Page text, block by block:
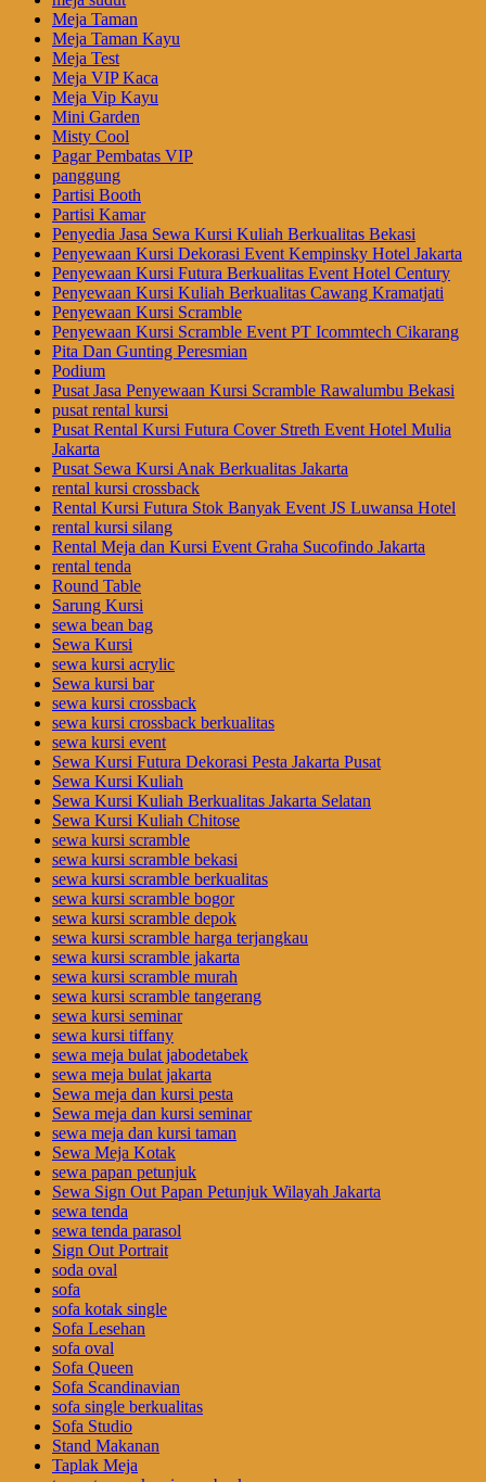
Meja Taman
Meja Taman Kayu
Meja Test
Meja VIP Kaca
Meja Vip Kayu
Mini Garden
Misty Cool
Pagar Pembatas VIP
panggung
Partisi Booth
Partisi Kamar
Penyedia Jasa Sewa Kursi Kuliah Berkualitas Bekasi
Penyewaan Kursi Dekorasi Event Kempinsky Hotel Jakarta
Penyewaan Kursi Futura Berkualitas Event Hotel Century
Penyewaan Kursi Kuliah Berkualitas Cawang Kramatjati
Penyewaan Kursi Scramble
Penyewaan Kursi Scramble Event PT Icommtech Cikarang
Pita Dan Gunting Peresmian
Podium
Pusat Jasa Penyewaan Kursi Scramble Rawalumbu Bekasi
pusat rental kursi
Pusat Rental Kursi Futura Cover Streth Event Hotel Mulia
Jakarta
Pusat Sewa Kursi Anak Berkualitas Jakarta
rental kursi crossback
Rental Kursi Futura Stok Banyak Event JS Luwansa Hotel
rental kursi silang
Rental Meja dan Kursi Event Graha Sucofindo Jakarta
rental tenda
Round Table
Sarung Kursi
sewa bean bag
Sewa Kursi
sewa kursi acrylic
Sewa kursi bar
sewa kursi crossback
sewa kursi crossback berkualitas
sewa kursi event
Sewa Kursi Futura Dekorasi Pesta Jakarta Pusat
Sewa Kursi Kuliah
Sewa Kursi Kuliah Berkualitas Jakarta Selatan
Sewa Kursi Kuliah Chitose
sewa kursi scramble
sewa kursi scramble bekasi
sewa kursi scramble berkualitas
sewa kursi scramble bogor
sewa kursi scramble depok
sewa kursi scramble harga terjangkau
sewa kursi scramble jakarta
sewa kursi scramble murah
sewa kursi scramble tangerang
sewa kursi seminar
sewa kursi tiffany
sewa meja bulat jabodetabek
sewa meja bulat jakarta
Sewa meja dan kursi pesta
Sewa meja dan kursi seminar
sewa meja dan kursi taman
Sewa Meja Kotak
sewa papan petunjuk
Sewa Sign Out Papan Petunjuk Wilayah Jakarta
sewa tenda
sewa tenda parasol
Sign Out Portrait
soda oval
sofa
sofa kotak single
Sofa Lesehan
sofa oval
Sofa Queen
Sofa Scandinavian
sofa single berkualitas
Sofa Studio
Stand Makanan
Taplak Meja